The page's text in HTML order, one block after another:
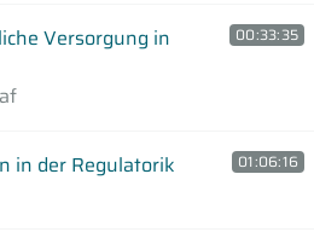
Versorgung in
00:33:35
in der Regulatorik
01:06:16